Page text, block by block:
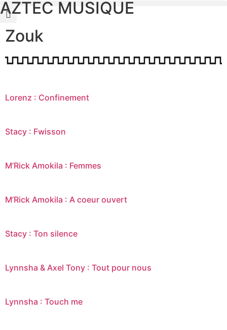
AZTEC MUSIQUE
Zouk
Lorenz : Confinement
Stacy : Fwisson
M’Rick Amokila : Femmes
M’Rick Amokila : A coeur ouvert
Stacy : Ton silence
Lynnsha & Axel Tony : Tout pour nous
Lynnsha : Touch me